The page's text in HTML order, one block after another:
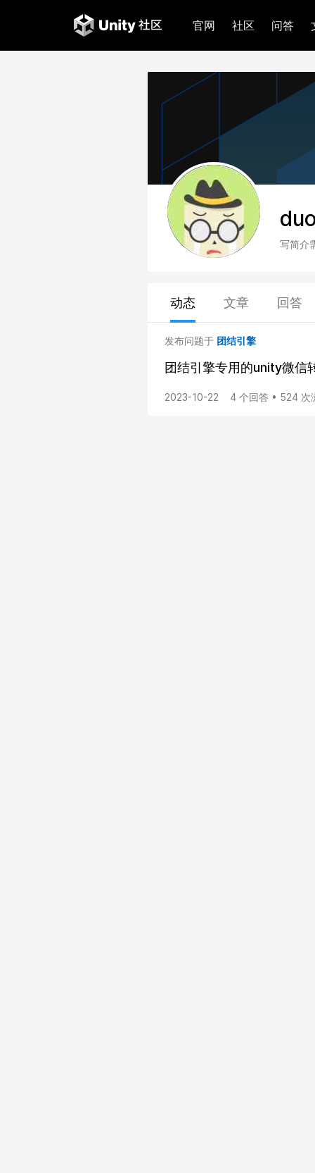
官网 社区 问答
写简介
动态 文章 回答
发布问题于 团结引擎
团结引擎专用的unity微信
2023-10-22 4 个回答 • 524 次